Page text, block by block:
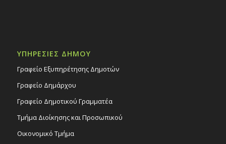
ΥΠΗΡΕΣΙΕΣ ΔΗΜΟΥ
Γραφείο Εξυπηρέτησης Δημοτών
Γραφείο Δημάρχου
Γραφείο Δημοτικού Γραμματέα
Τμήμα Διοίκησης και Προσωπικού
Οικονομικό Τμήμα